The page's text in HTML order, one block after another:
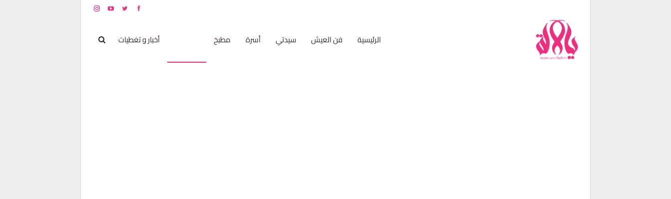
الرئيسية فن العيش سيدتي أسرة مطبخ أخبار و تغطيات